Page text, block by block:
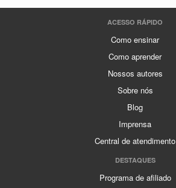
ACESSO RÁPIDO
Como ensinar
Como aprender
Nossos autores
Sobre nós
Blog
Imprensa
Central de atendimento
DESTAQUES
Programa de afiliado